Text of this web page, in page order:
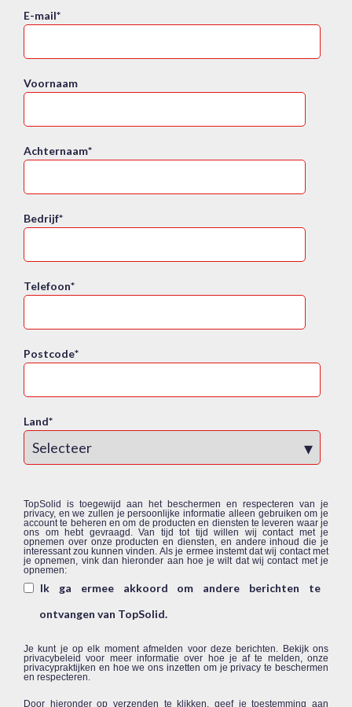
E-mail*
Voornaam
Achternaam*
Bedrijf*
Telefoon*
Postcode*
Land*
TopSolid is toegewijd aan het beschermen en respecteren van je
privacy, en we zullen je persoonlijke informatie alleen gebruiken om je
account te beheren en om de producten en diensten te leveren waar je
ons om hebt gevraagd. Van tijd tot tijd willen wij contact met je
opnemen over onze producten en diensten, en andere inhoud die je
interessant zou kunnen vinden. Als je ermee instemt dat wij contact met
je opnemen, vink dan hieronder aan hoe je wilt dat wij contact met je
opnemen:
Ik ga ermee akkoord om andere berichten te
ontvangen van TopSolid.
Je kunt je op elk moment afmelden voor deze berichten. Bekijk ons
privacybeleid voor meer informatie over hoe je af te melden, onze
privacypraktijken en hoe we ons inzetten om je privacy te beschermen
en respecteren.
Door hieronder op verzenden te klikken, geef je toestemming aan